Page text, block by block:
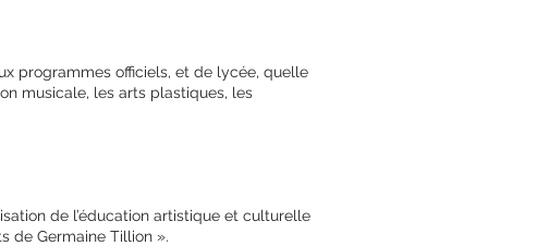
programmes officiels, et de lycée, quelle
musicale, les arts plastiques, les
de l’éducation artistique et culturelle
de Germaine Tillion ».